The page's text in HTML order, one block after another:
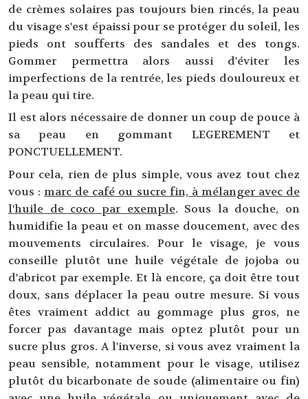
de crèmes solaires pas toujours bien rincés, la peau
du visage s'est épaissi pour se protéger du soleil, les
pieds ont soufferts des sandales et des tongs.
Gommer permettra alors aussi d'éviter les
imperfections de la rentrée, les pieds douloureux et
la peau qui tire.
Il est alors nécessaire de donner un coup de pouce à
sa peau en gommant LEGEREMENT et
PONCTUELLEMENT.
Pour cela, rien de plus simple, vous avez tout chez
vous :marc de café ou sucre fin, à mélanger avec de
l'huile de coco par exemple. Sous la douche, on
humidifie la peau et on masse doucement, avec des
mouvements circulaires. Pour le visage, je vous
conseille plutôt une huile végétale de jojoba ou
d'abricot par exemple. Et là encore, ça doit être tout
doux, sans déplacer la peau outre mesure. Si vous
êtes vraiment addict au gommage plus gros, ne
forcer pas davantage mais optez plutôt pour un
sucre plus gros. A l'inverse, si vous avez vraiment la
peau sensible, notamment pour le visage, utilisez
plutôt du bicarbonate de soude (alimentaire ou fin)